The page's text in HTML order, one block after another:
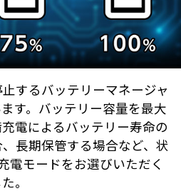
するバッテリーマネージャ
す。バッテリー容量を最大
電によるバッテリー寿命の
長期保管する場合など、状
電モードをお選びいただく
。